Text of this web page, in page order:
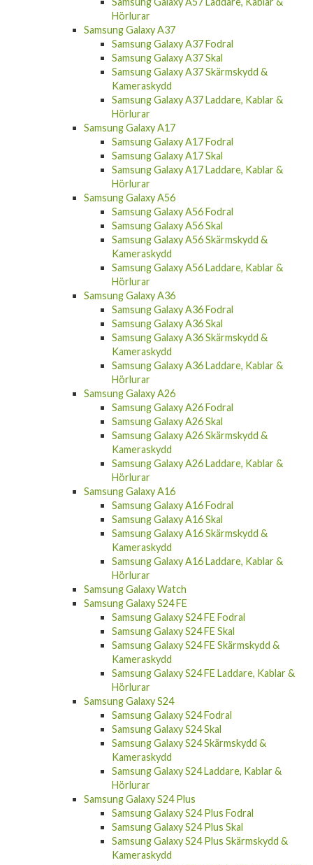
Samsung Galaxy A57 Fodral
Samsung Galaxy A57 Skal
Samsung Galaxy A57 Skärmskydd &
Kameraskydd
Samsung Galaxy A57 Laddare, Kablar &
Hörlurar
Samsung Galaxy A37
Samsung Galaxy A37 Fodral
Samsung Galaxy A37 Skal
Samsung Galaxy A37 Skärmskydd &
Kameraskydd
Samsung Galaxy A37 Laddare, Kablar &
Hörlurar
Samsung Galaxy A17
Samsung Galaxy A17 Fodral
Samsung Galaxy A17 Skal
Samsung Galaxy A17 Laddare, Kablar &
Hörlurar
Samsung Galaxy A56
Samsung Galaxy A56 Fodral
Samsung Galaxy A56 Skal
Samsung Galaxy A56 Skärmskydd &
Kameraskydd
Samsung Galaxy A56 Laddare, Kablar &
Hörlurar
Samsung Galaxy A36
Samsung Galaxy A36 Fodral
Samsung Galaxy A36 Skal
Samsung Galaxy A36 Skärmskydd &
Kameraskydd
Samsung Galaxy A36 Laddare, Kablar &
Hörlurar
Samsung Galaxy A26
Samsung Galaxy A26 Fodral
Samsung Galaxy A26 Skal
Samsung Galaxy A26 Skärmskydd &
Kameraskydd
Samsung Galaxy A26 Laddare, Kablar &
Hörlurar
Samsung Galaxy A16
Samsung Galaxy A16 Fodral
Samsung Galaxy A16 Skal
Samsung Galaxy A16 Skärmskydd &
Kameraskydd
Samsung Galaxy A16 Laddare, Kablar &
Hörlurar
Samsung Galaxy Watch
Samsung Galaxy S24 FE
Samsung Galaxy S24 FE Fodral
Samsung Galaxy S24 FE Skal
Samsung Galaxy S24 FE Skärmskydd &
Kameraskydd
Samsung Galaxy S24 FE Laddare, Kablar &
Hörlurar
Samsung Galaxy S24
Samsung Galaxy S24 Fodral
Samsung Galaxy S24 Skal
Samsung Galaxy S24 Skärmskydd &
Kameraskydd
Samsung Galaxy S24 Laddare, Kablar &
Hörlurar
Samsung Galaxy S24 Plus